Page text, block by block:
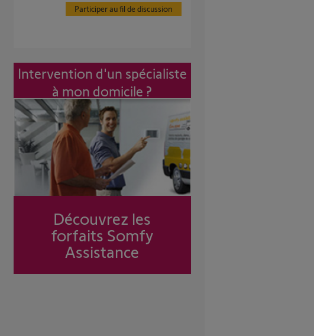
Participer au fil de discussion
Intervention d'un spécialiste
à mon domicile ?
Découvrez les
forfaits Somfy
Assistance